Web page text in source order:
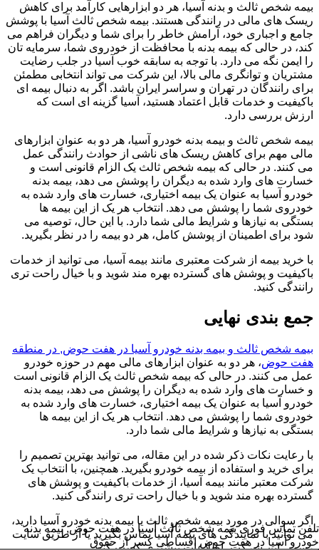
بیمه شخص ثالث و بدنه آسیا، هر دو ابزارهایی کارآمد برای کاهش
ریسک های مالی در رانندگی هستند. بیمه شخص ثالث آسیا با پوشش
جامع و اجباری خود، آرامش خاطر را برای شما و دیگران فراهم می
کند، در حالی که بیمه بدنه با محافظت از خودروی شما، سرمایه تان
را ایمن نگه می دارد. با توجه به سابقه خوب آسیا در جلب رضایت
مشتریان و توانگری مالی بالا، این شرکت می تواند انتخابی مطمئن
برای رانندگان در تهران و سراسر ایران باشد. اگر به دنبال بیمه ای
باکیفیت و خدمات قابل اعتماد هستید، آسیا گزینه ای است که
ارزش بررسی دارد.
بیمه شخص ثالث و بیمه بدنه خودرو آسیا، هر دو به عنوان ابزارهای
مالی مهم برای کاهش ریسک های ناشی از حوادث رانندگی عمل
می کنند. در حالی که بیمه شخص ثالث یک الزام قانونی است و
خسارت های وارد شده به دیگران را پوشش می دهد، بیمه بدنه
خودرو آسیا به عنوان یک بیمه اختیاری، خسارت های وارد شده به
خودروی شما را پوشش می دهد. انتخاب هر یک از این بیمه ها
بستگی به نیازها و شرایط مالی شما دارد. با این حال، توصیه می
شود برای اطمینان از پوشش کامل، هر دو بیمه را در نظر بگیرید.
با خرید بیمه از شرکت معتبری مانند بیمه آسیا، می توانید از خدمات
باکیفیت و پوشش های گسترده بهره مند شوید و با خیال راحت تری
رانندگی کنید.
جمع بندی نهایی
بیمه شخص ثالث و بیمه بدنه خودرو آسیا در هفت حوض, در منطقه
هفت حوض، هر دو به عنوان ابزارهای مالی مهم در حوزه خودرو
عمل می کنند. در حالی که بیمه شخص ثالث یک الزام قانونی است
و خسارت های وارد شده به دیگران را پوشش می دهد، بیمه بدنه
خودرو آسیا به عنوان یک بیمه اختیاری، خسارت های وارد شده به
خودروی شما را پوشش می دهد. انتخاب هر یک از این بیمه ها
بستگی به نیازها و شرایط مالی شما دارد.
با رعایت نکات ذکر شده در این مقاله، می توانید بهترین تصمیم را
برای خرید و استفاده از بیمه خودرو بگیرید. همچنین، با انتخاب یک
شرکت معتبر مانند بیمه آسیا، از خدمات باکیفیت و پوشش های
گسترده بهره مند شوید و با خیال راحت تری رانندگی کنید.
اگر سوالی در مورد بیمه شخص ثالث یا بیمه بدنه خودرو آسیا دارید،
می توانید با نمایندگی های بیمه آسیا تماس بگیرید یا از طریق سایت
رسمی این شرکت، اطلاعات بیشتری کسب کنید.
تلفن تماس فوریبیمه شخص ثالث آسیا در هفت حوض, بیمه بدنه
خودرو آسیا در هفت حوض اقساطی کسر از حقوق